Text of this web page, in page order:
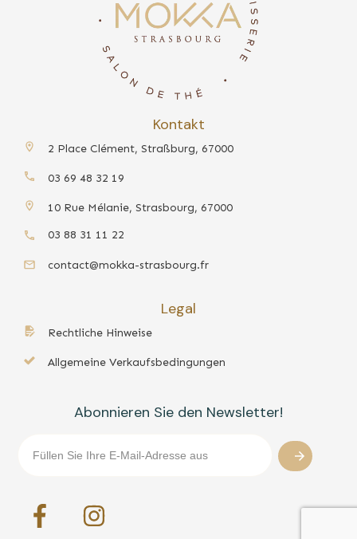
Kontakt
2 Place Clément, Straßburg, 67000
03 69 48 32 19
10 Rue Mélanie, Strasbourg, 67000
03 88 31 11 22
contact@mokka-strasbourg.fr
Legal
Rechtliche Hinweise
Allgemeine Verkaufsbedingungen
Abonnieren Sie den Newsletter!